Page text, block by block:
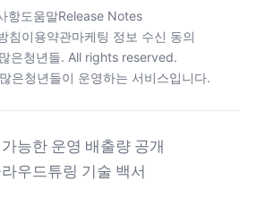
항도움말Release Notes
침이용약관마케팅 정보 수신 동의
은청년들. All rights reserved.
은청년들이 운영하는 서비스입니다.
능한 운영 배출량 공개
우드튜링 기술 백서